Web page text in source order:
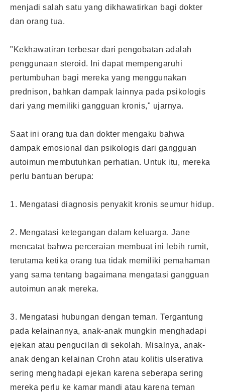
menjadi salah satu yang dikhawatirkan bagi dokter
dan orang tua.
"Kekhawatiran terbesar dari pengobatan adalah
penggunaan steroid. Ini dapat mempengaruhi
pertumbuhan bagi mereka yang menggunakan
prednison, bahkan dampak lainnya pada psikologis
dari yang memiliki gangguan kronis," ujarnya.
Saat ini orang tua dan dokter mengaku bahwa
dampak emosional dan psikologis dari gangguan
autoimun membutuhkan perhatian. Untuk itu, mereka
perlu bantuan berupa:
1. Mengatasi diagnosis penyakit kronis seumur hidup.
2. Mengatasi ketegangan dalam keluarga. Jane
mencatat bahwa perceraian membuat ini lebih rumit,
terutama ketika orang tua tidak memiliki pemahaman
yang sama tentang bagaimana mengatasi gangguan
autoimun anak mereka.
3. Mengatasi hubungan dengan teman. Tergantung
pada kelainannya, anak-anak mungkin menghadapi
ejekan atau pengucilan di sekolah. Misalnya, anak-
anak dengan kelainan Crohn atau kolitis ulserativa
sering menghadapi ejekan karena seberapa sering
mereka perlu ke kamar mandi atau karena teman